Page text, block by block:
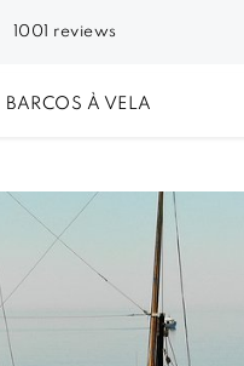
1001 reviews
BARCOS À VELA